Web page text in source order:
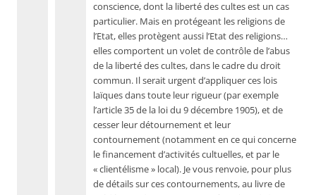
conscience, dont la liberté des cultes est un cas
particulier. Mais en protégeant les religions de
l’Etat, elles protègent aussi l’Etat des religions…
elles comportent un volet de contrôle de l’abus
de la liberté des cultes, dans le cadre du droit
commun. Il serait urgent d’appliquer ces lois
laïques dans toute leur rigueur (par exemple
l’article 35 de la loi du 9 décembre 1905), et de
cesser leur détournement et leur
contournement (notamment en ce qui concerne
le financement d’activités cultuelles, et par le
« clientélisme » local). Je vous renvoie, pour plus
de détails sur ces contournements, au livre de